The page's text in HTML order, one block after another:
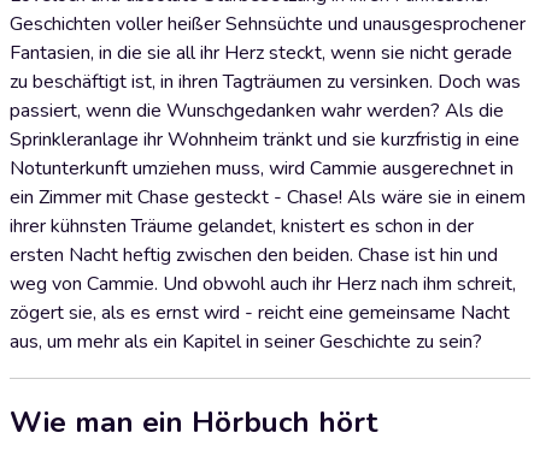
Geschichten voller heißer Sehnsüchte und unausgesprochener
Fantasien, in die sie all ihr Herz steckt, wenn sie nicht gerade
zu beschäftigt ist, in ihren Tagträumen zu versinken. Doch was
passiert, wenn die Wunschgedanken wahr werden? Als die
Sprinkleranlage ihr Wohnheim tränkt und sie kurzfristig in eine
Notunterkunft umziehen muss, wird Cammie ausgerechnet in
ein Zimmer mit Chase gesteckt - Chase! Als wäre sie in einem
ihrer kühnsten Träume gelandet, knistert es schon in der
ersten Nacht heftig zwischen den beiden. Chase ist hin und
weg von Cammie. Und obwohl auch ihr Herz nach ihm schreit,
zögert sie, als es ernst wird - reicht eine gemeinsame Nacht
aus, um mehr als ein Kapitel in seiner Geschichte zu sein?
Wie man ein Hörbuch hört